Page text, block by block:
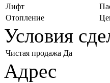
Лифт
Отопление
Условия
Чистая продажа Да
Адрес